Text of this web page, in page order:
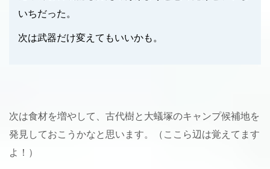
いちだった。
次は武器だけ変えてもいいかも。
次は食材を増やして、古代樹と大蟻塚のキャンプ候補地を
発見しておこうかなと思います。（ここら辺は覚えてます
よ！）